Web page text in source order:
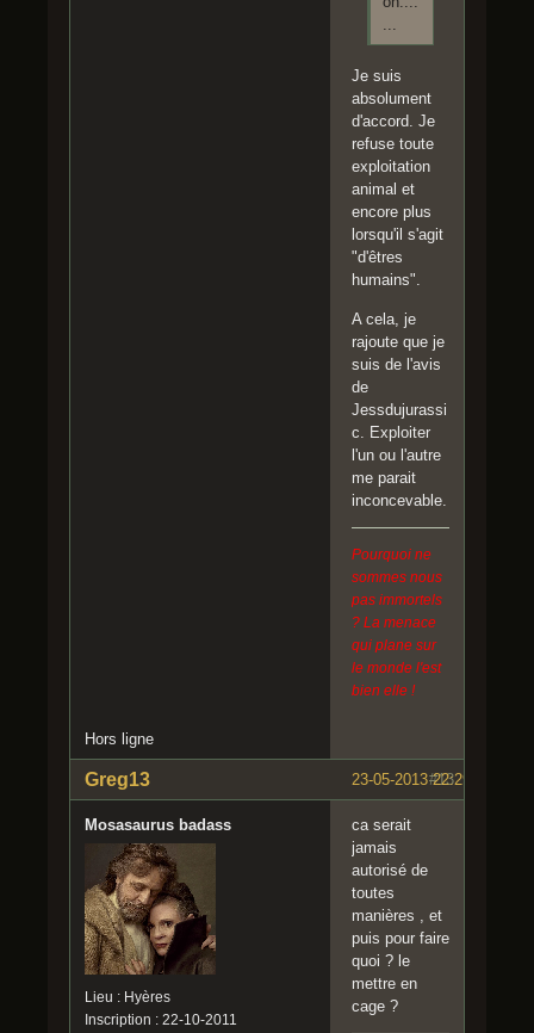
Je suis
absolument
d'accord. Je
refuse toute
exploitation
animal et
encore plus
lorsqu'il s'agit
"d'êtres
humains".
A cela, je
rajoute que je
suis de l'avis
de
Jessdujurassi
c. Exploiter
l'un ou l'autre
me parait
inconcevable.
Pourquoi ne
sommes nous
pas immortels
? La menace
qui plane sur
le monde l'est
bien elle !
Hors ligne
#13
23-05-2013 22:29:17
Greg13
Mosasaurus badass
Lieu : Hyères
Inscription : 22-10-2011
ca serait
jamais
autorisé de
toutes
manières , et
puis pour faire
quoi ? le
mettre en
cage ?